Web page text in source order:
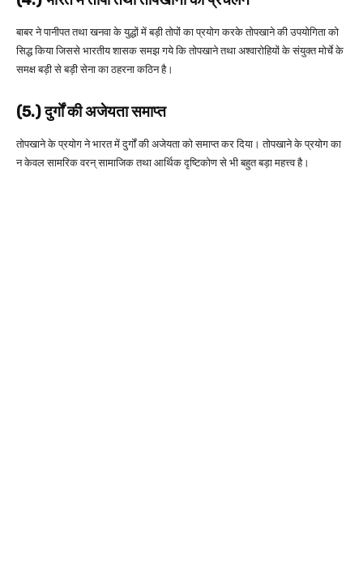
बाबर ने पानीपत तथा खनवा के युद्धों में बड़ी तोपों का प्रयोग करके तोपखाने की उपयोगिता को
सिद्ध किया जिससे भारतीय शासक समझ गये कि तोपखाने तथा अश्वारोहियों के संयुक्त मोर्चे के
समक्ष बड़ी से बड़ी सेना का ठहरना कठिन है।
(5.) दुर्गों की अजेयता समाप्त
तोपखाने के प्रयोग ने भारत में दुर्गों की अजेयता को समाप्त कर दिया। तोपखाने के प्रयोग का
न केवल सामरिक वरन् सामाजिक तथा आर्थिक दृष्टिकोण से भी बहुत बड़ा महत्त्व है।